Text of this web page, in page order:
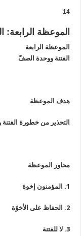
14
الموعظة الرابعة:
الموعظة الرابعة
الفتنة ووحدة الصفّ
هدف الموعظة
التحذير من خطورة
محاور الموعظة
1. المؤمنون إخوة
2. الحفاظ على الأخوّة
3. لا للفتنة